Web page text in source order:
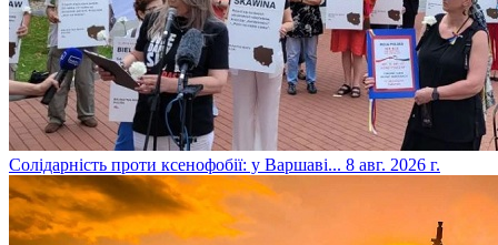
​Солідарність проти ксенофобії: у Варшаві... 8 авг. 2026 г.